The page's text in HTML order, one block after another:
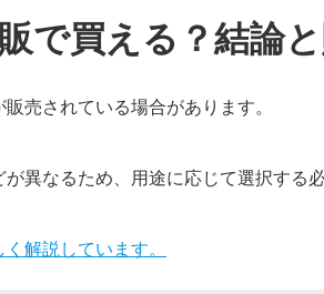
で買える？結論
売されている場合があります。
異なるため、用途に応じて選択する必
解説しています。